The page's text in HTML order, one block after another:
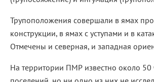
Трупоположения совершали в ямах
конструкции, в ямах с уступами и в
Отмечены и северная, и западная
На территории ПМР известно около 50